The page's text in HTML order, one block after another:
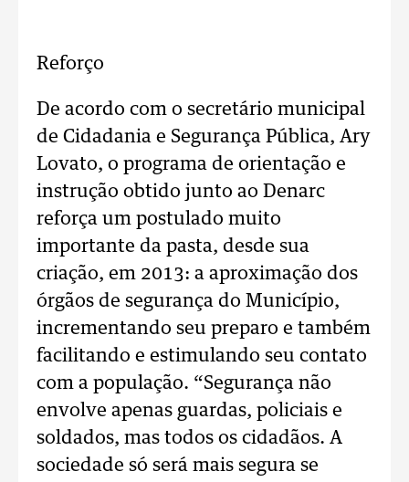
Reforço
De acordo com o secretário municipal
de Cidadania e Segurança Pública, Ary
Lovato, o programa de orientação e
instrução obtido junto ao Denarc
reforça um postulado muito
importante da pasta, desde sua
criação, em 2013: a aproximação dos
órgãos de segurança do Município,
incrementando seu preparo e também
facilitando e estimulando seu contato
com a população. “Segurança não
envolve apenas guardas, policiais e
soldados, mas todos os cidadãos. A
sociedade só será mais segura se